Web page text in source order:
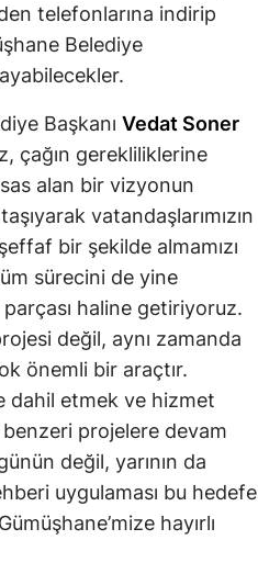
Nevşehir
Niğde
Ordu
Rize
Sakarya
Samsun
Siirt
Sinop
Sivas
Tekirdağ
telefonlarına indirip
Belediye
Başkanı Vedat Soner
çağın gerekliliklerine
alan bir vizyonun
vatandaşlarımızın
bir şekilde almamızı
sürecini de yine
haline getiriyoruz.
değil, aynı zamanda
önemli bir araçtır.
dahil etmek ve hizmet
benzeri projelere devam
değil, yarının da
uygulaması bu hedefe
hayırlı